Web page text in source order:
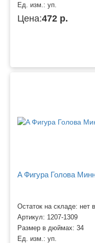
Ед. изм.: уп.
Цена:472 р.
A Фигура Голова
Остаток на складе: нет
Артикул: 1207-1309
Размер в дюймах: 34
Ед. изм.: уп.